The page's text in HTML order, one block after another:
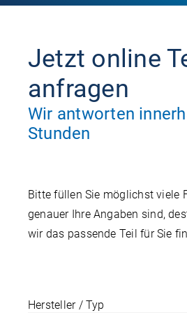
Jetzt online
anfragen
Wir antworten
Stunden
Bitte füllen Sie möglichst viele
genauer Ihre Angaben sind,
wir das passende Teil für Sie
Hersteller / Typ